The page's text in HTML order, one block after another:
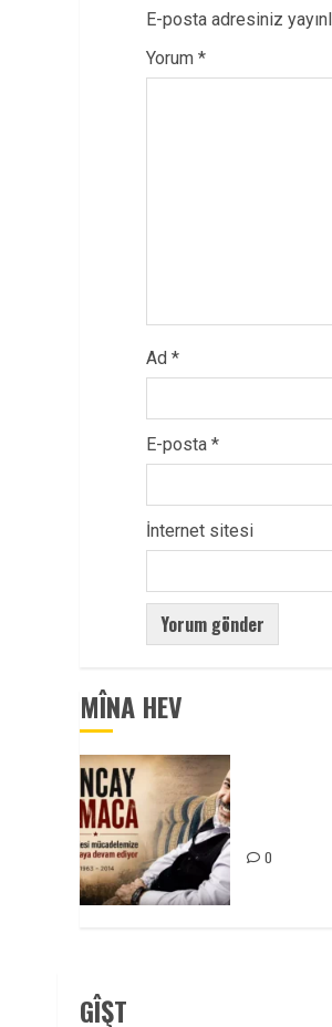
E-posta adresiniz
Yorum *
Ad *
E-posta *
İnternet sitesi
MÎNA HEV
0
GÎŞT